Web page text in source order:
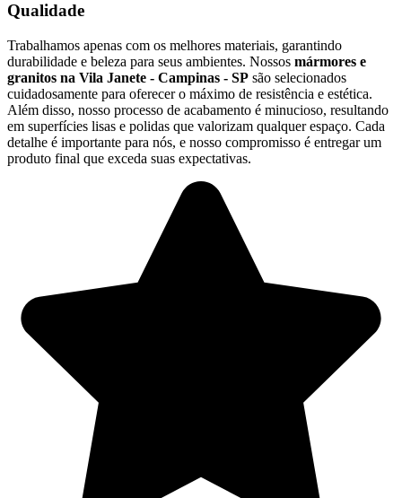
Qualidade
Trabalhamos apenas com os melhores materiais, garantindo
durabilidade e beleza para seus ambientes. Nossos mármores e
granitos na Vila Janete - Campinas - SP são selecionados
cuidadosamente para oferecer o máximo de resistência e estética.
Além disso, nosso processo de acabamento é minucioso, resultando
em superfícies lisas e polidas que valorizam qualquer espaço. Cada
detalhe é importante para nós, e nosso compromisso é entregar um
produto final que exceda suas expectativas.